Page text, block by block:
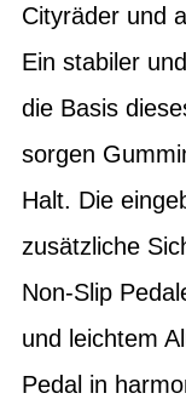
Cityräder und
Ein stabiler
die Basis
sorgen
Halt. Die
zusätzliche
Non-Slip
und leichtem
Pedal in